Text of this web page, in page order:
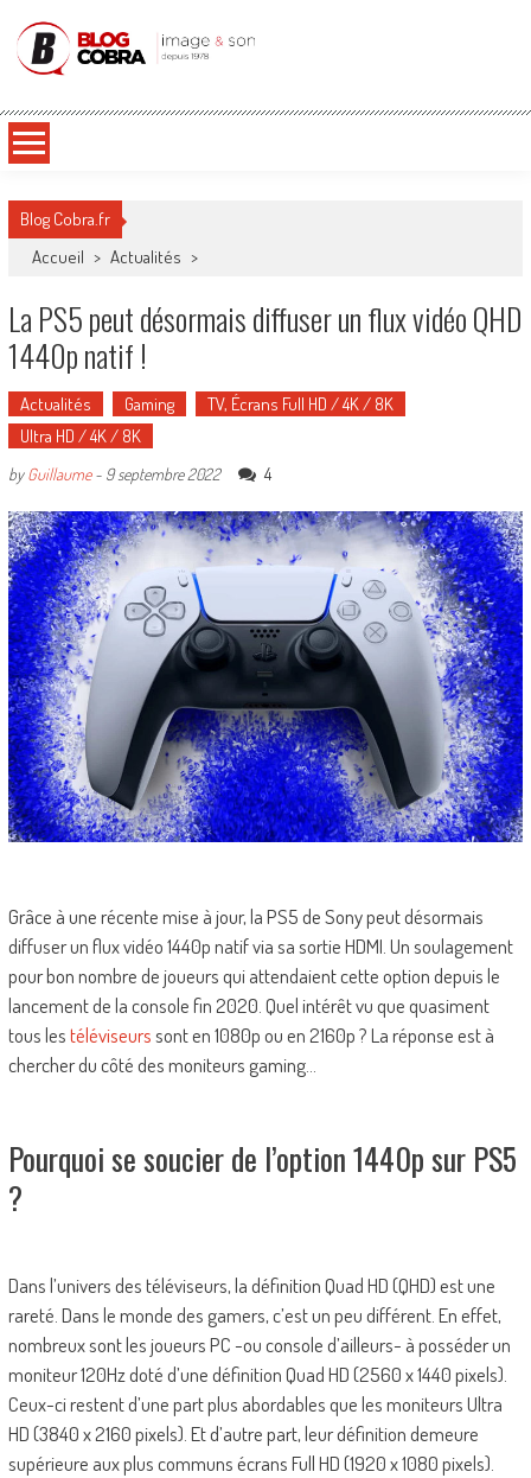
Blog Cobra
Blog Cobra.fr
Accueil > Actualités >
La PS5 peut désormais diffuser un flux vidéo QHD
1440p natif !
Actualités Gaming
TV, Écrans Full HD / 4K / 8K
Ultra HD / 4K / 8K
byGuillaume- 9 septembre 2022 4
Grâce à une récente mise à jour, la PS5 de Sony peut désormais
diffuser un flux vidéo 1440p natif via sa sortie HDMI. Un soulagement
pour bon nombre de joueurs qui attendaient cette option depuis le
lancement de la console fin 2020. Quel intérêt vu que quasiment
tous lestéléviseurssont en 1080p ou en 2160p ? La réponse est à
chercher du côté des moniteurs gaming…
Pourquoi se soucier de l’option 1440p sur PS5
?
Dans l’univers des téléviseurs, la définition Quad HD (QHD) est une
rareté. Dans le monde des gamers, c’est un peu différent. En effet,
nombreux sont les joueurs PC -ou console d’ailleurs- à posséder un
moniteur 120Hz doté d’une définition Quad HD (2560 x 1440 pixels).
Ceux-ci restent d’une part plus abordables que les moniteurs Ultra
HD (3840 x 2160 pixels). Et d’autre part, leur définition demeure
supérieure aux plus communs écrans Full HD (1920 x 1080 pixels).